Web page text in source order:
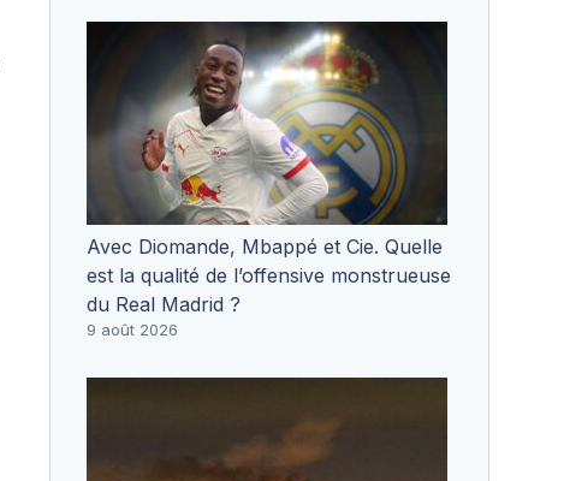
Avec Diomande, Mbappé et Cie. Quelle
est la qualité de l’offensive monstrueuse
du Real Madrid ?
9 août 2026